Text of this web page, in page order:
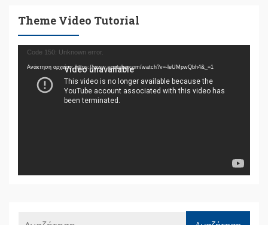
Theme Video Tutorial
Πρόγραμμα
Αναπαραγωγής
Βίντεο
Code 150: Unknown error.
Ανάκτηση αρχείου: https://www.youtube.com/watch?v=-leUMpwQbh4&_=1